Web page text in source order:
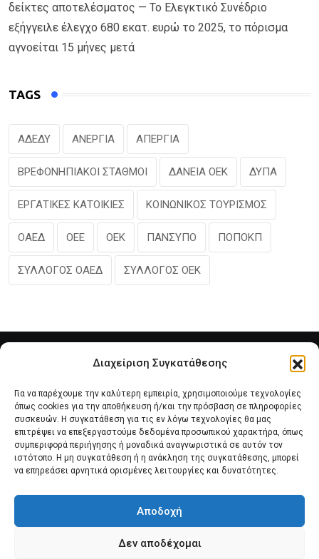
Διαχείριση Συγκατάθεσης
Για να παρέχουμε την καλύτερη εμπειρία, χρησιμοποιούμε τεχνολογίες
όπως cookies για την αποθήκευση ή/και την πρόσβαση σε πληροφορίες
συσκευών. Η συγκατάθεση για τις εν λόγω τεχνολογίες θα μας
επιτρέψει να επεξεργαστούμε δεδομένα προσωπικού χαρακτήρα, όπως
συμπεριφορά περιήγησης ή μοναδικά αναγνωριστικά σε αυτόν τον
ιστότοπο. Η μη συγκατάθεση ή η ανάκληση της συγκατάθεσης, μπορεί
να επηρεάσει αρνητικά ορισμένες λειτουργίες και δυνατότητες.
Αποδοχή
Δεν αποδέχομαι
δείκτες αποτελέσματος — Το Ελεγκτικό Συνέδριο
εξήγγειλε έλεγχο 680 εκατ. ευρώ το 2025, το πόρισμα
αγνοείται 15 μήνες μετά
TAGS
ΑΔΕΔΥ ΑΝΕΡΓΙΑ ΑΠΕΡΓΙΑ
ΒΡΕΦΟΝΗΠΙΑΚΟΙ ΣΤΑΘΜΟΙ ΔΑΝΕΙΑ ΟΕΚ ΔΥΠΑ
ΕΡΓΑΤΙΚΕΣ ΚΑΤΟΙΚΙΕΣ ΚΟΙΝΩΝΙΚΟΣ ΤΟΥΡΙΣΜΟΣ
ΟΑΕΔ ΟΕΕ ΟΕΚ ΠΑΝΣΥΠΟ ΠΟΠΟΚΠ
ΣΥΛΛΟΓΟΣ ΟΑΕΔ ΣΥΛΛΟΓΟΣ ΟΕΚ
Αρχική Νέα του Συλλόγου Θέματα e-Magazino
Πολιτική Cookies (ΕΕ)